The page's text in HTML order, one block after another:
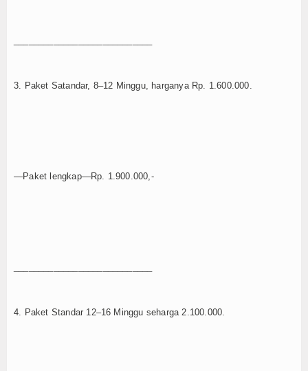
3. Paket Satandar, 8–12 Minggu, harganya Rp. 1.600.000.
—Paket lengkap—Rp. 1.900.000,-
4. Paket Standar 12–16 Minggu seharga 2.100.000.